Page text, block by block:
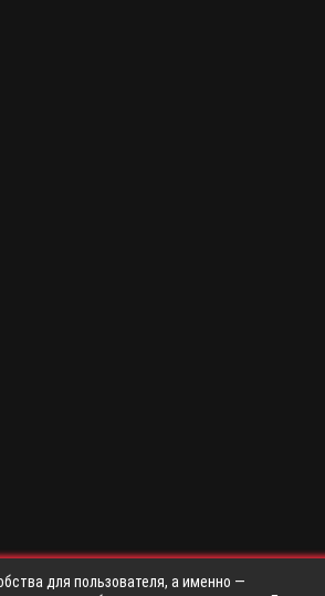
для пользователя, а именно —